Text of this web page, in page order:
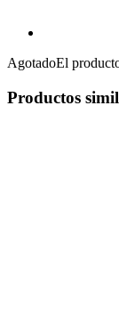
AgotadoEl
Productos